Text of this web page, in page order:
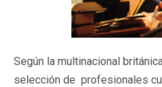
Según la multinacional
selección de profesionales